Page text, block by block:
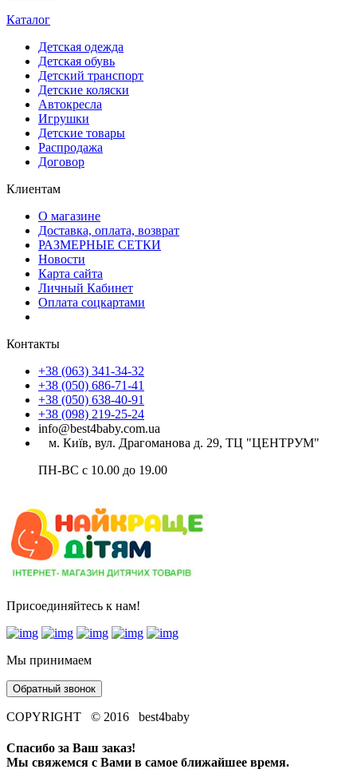
Каталог
Детская одежда
Детская обувь
Детский транспорт
Детские коляски
Автокресла
Игрушки
Детские товары
Распродажа
Договор
Клиентам
О магазине
Доставка, оплата, возврат
РАЗМЕРНЫЕ СЕТКИ
Новости
Карта сайта
Личный Кабинет
Оплата соцкартами
Контакты
+38 (063) 341-34-32
+38 (050) 686-71-41
+38 (050) 638-40-91
+38 (098) 219-25-24
info@best4baby.com.ua
м. Київ, вул. Драгоманова д. 29, ТЦ "ЦЕНТРУМ"
ПН-ВС с 10.00 до 19.00
Присоединяйтесь к нам!
Мы принимаем
Обратный звонок
COPYRIGHT © 2016 best4baby
Спасибо за Ваш заказ!
Мы свяжемся с Вами в самое ближайшее время.